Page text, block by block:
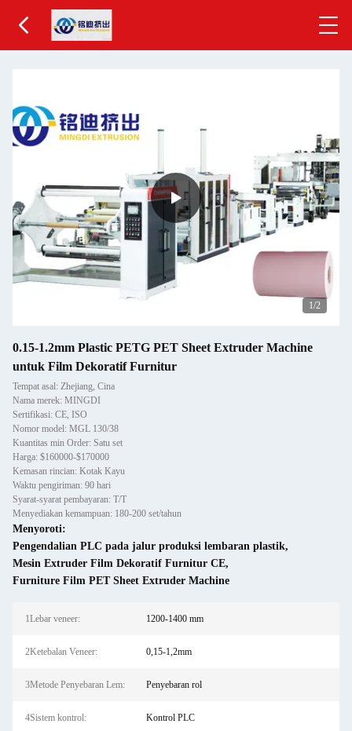
2/2
0.15-1.2mm Plastic PETG PET Sheet Extruder Machine
untuk Film Dekoratif Furnitur
Tempat asal: Zhejiang, Cina
Nama merek: MINGDI
Sertifikasi: CE, ISO
Nomor model: MGL 130/38
Kuantitas min Order: Satu set
Harga: $160000-$170000
Kemasan rincian: Kotak Kayu
Waktu pengiriman: 90 hari
Syarat-syarat pembayaran: T/T
Menyediakan kemampuan: 180-200 set/tahun
Menyoroti:
Pengendalian PLC pada jalur produksi lembaran plastik,
Mesin Extruder Film Dekoratif Furnitur CE,
Furniture Film PET Sheet Extruder Machine
1Lebar veneer: 1200-1400 mm
2Ketebalan Veneer: 0,15-1,2mm
3Metode Penyebaran Lem: Penyebaran rol
4Sistem kontrol: Kontrol PLC